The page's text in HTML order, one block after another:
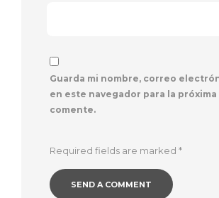
Guarda mi nombre, correo
en este navegador para la próxima
comente.
Required fields are marked *